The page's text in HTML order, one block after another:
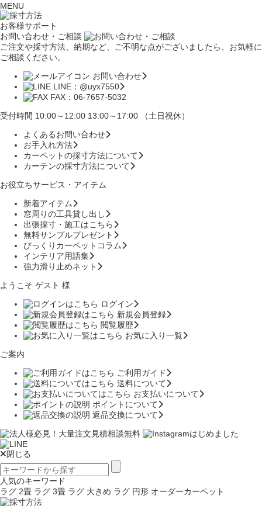
MENU
お客様サポート
お問い合わせ・ご相談
ご注文や採寸方法、納期など、ご不明な点がございましたら、お気軽に
ご相談ください。
お問い合わせ
LINE：@uyx7550
FAX：06-7657-5032
受付時間 10:00～12:00 13:00～17:00 （土日祝休）
よくあるお問い合わせ
お手入れ方法
カーペットの採寸方法について
カーテンの採寸方法について
お役立ちサービス・アイテム
新着アイテム
窓周りの工具貸し出し
出張採寸・施工はこちら
無料サンプルプレゼント
びっくりカーペットコラム
インテリア用語集
強力滑り止めネット
ようこそ ゲスト 様
ログイン
新規会員登録
閲覧履歴
お気に入り一覧
ご案内
ご利用ガイド
送料について
お支払いについて
ポイントについて
返品交換について
閉じる
人気のキーワード
ラグ 2畳 ラグ 3畳 ラグ 大きめ ラグ 円形 オーダーカーペット